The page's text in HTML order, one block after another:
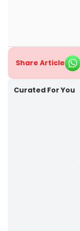
Share Article
Curated For You